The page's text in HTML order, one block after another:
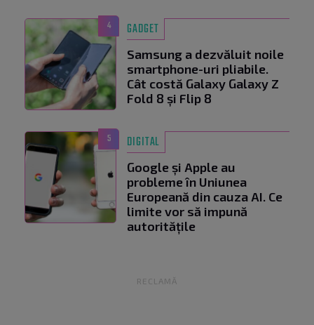
4 GADGET
Samsung a dezvăluit noile
smartphone-uri pliabile.
Cât costă Galaxy Galaxy Z
Fold 8 și Flip 8
5 DIGITAL
Google și Apple au
probleme în Uniunea
Europeană din cauza AI. Ce
limite vor să impună
autoritățile
RECLAMĂ